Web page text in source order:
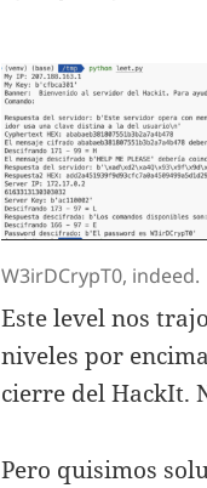
W3irDCrypT0, indeed.
Este level nos
niveles por
cierre del HackIt.
Pero quisimos